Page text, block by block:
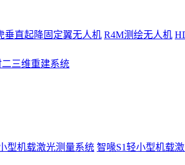
垂直起降固定翼无人机 R4M测绘无人机
二三维重建系统
型机载激光测量系统 智喙S1轻小型机载